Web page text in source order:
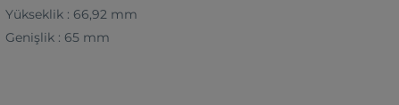
Yükseklik : 66,92 mm
Genişlik : 65 mm